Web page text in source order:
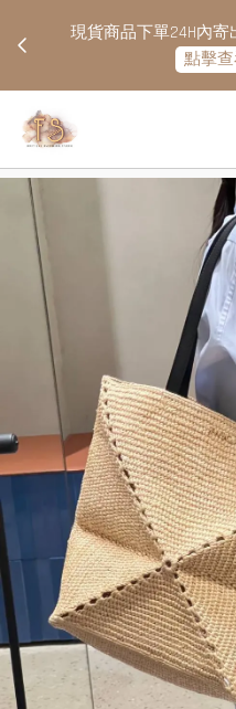
現貨商品下單24H內
點擊